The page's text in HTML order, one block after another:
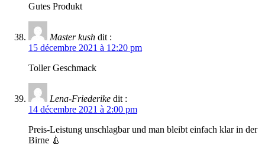
Gutes Produkt
Master kush dit :
15 décembre 2021 à 12:20 pm
Toller Geschmack
Lena-Friederike dit :
14 décembre 2021 à 2:00 pm
Preis-Leistung unschlagbar und man bleibt einfach klar in der
Birne 🍐